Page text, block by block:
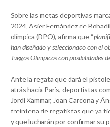
Sobre las metas deportivas
2024, Asier Fernández de
olímpica (DPO), afirma que “
han diseñado y seleccionado con el
Juegos Olímpicos con posibilidades
Ante la regata que dará el
atrás hacia París, deportistas
Jordi Xammar, Joan Cardona y
treintena de regatistas que ya
y que lucharán por confirmar su